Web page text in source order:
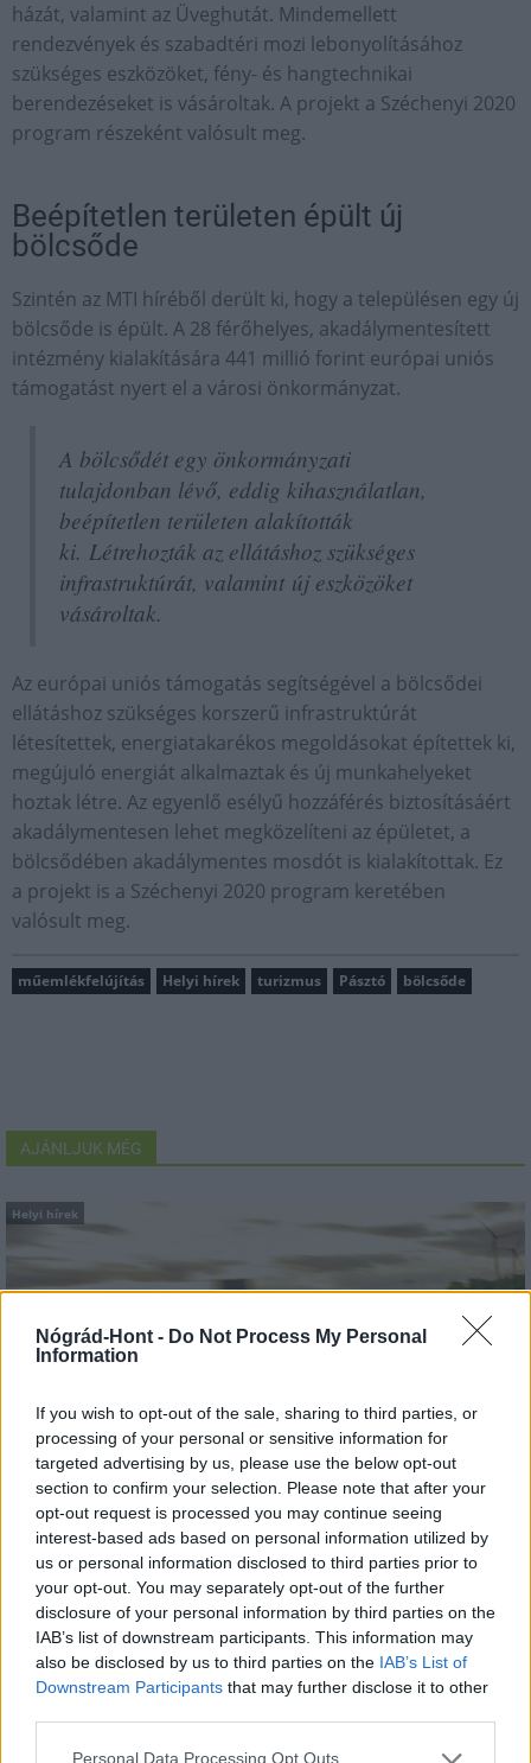
Nógrád-Hont - Do Not Process My Personal
Information
If you wish to opt-out of the sale, sharing to third parties, or
processing of your personal or sensitive information for
targeted advertising by us, please use the below opt-out
section to confirm your selection. Please note that after your
opt-out request is processed you may continue seeing
interest-based ads based on personal information utilized by
us or personal information disclosed to third parties prior to
your opt-out. You may separately opt-out of the further
disclosure of your personal information by third parties on the
IAB’s list of downstream participants. This information may
also be disclosed by us to third parties on the IAB’s List of
Downstream Participants that may further disclose it to other
Please note that this website/app uses one or more Google
Personal Data Processing Opt Outs
házát, valamint az Üveghutát. Mindemellett
rendezvények és szabadtéri mozi lebonyolításához
szükséges eszközöket, fény- és hangtechnikai
berendezéseket is vásároltak. A projekt a Széchenyi 2020
program részeként valósult meg.
Beépítetlen területen épült új
bölcsőde
Szintén az MTI híréből derült ki, hogy a településen egy új
bölcsőde is épült. A 28 férőhelyes, akadálymentesített
intézmény kialakítására 441 millió forint európai uniós
támogatást nyert el a városi önkormányzat.
A bölcsődét egy önkormányzati
tulajdonban lévő, eddig kihasználatlan,
beépítetlen területen alakították
ki. Létrehozták az ellátáshoz szükséges
infrastruktúrát, valamint új eszközöket
vásároltak.
Az európai uniós támogatás segítségével a bölcsődei
ellátáshoz szükséges korszerű infrastruktúrát
létesítettek, energiatakarékos megoldásokat építettek ki,
megújuló energiát alkalmaztak és új munkahelyeket
hoztak létre. Az egyenlő esélyű hozzáférés biztosításáért
akadálymentesen lehet megközelíteni az épületet, a
bölcsődében akadálymentes mosdót is kialakítottak. Ez
a projekt is a Széchenyi 2020 program keretében
valósult meg.
műemlékfelújítás Helyi hírek turizmus Pásztó bölcsőde
AJÁNLJUK MÉG
Helyi hírek
Országos éllovas a nógrádi pici falu az ezer lakosra jutó
személygépkocsik tekintetében